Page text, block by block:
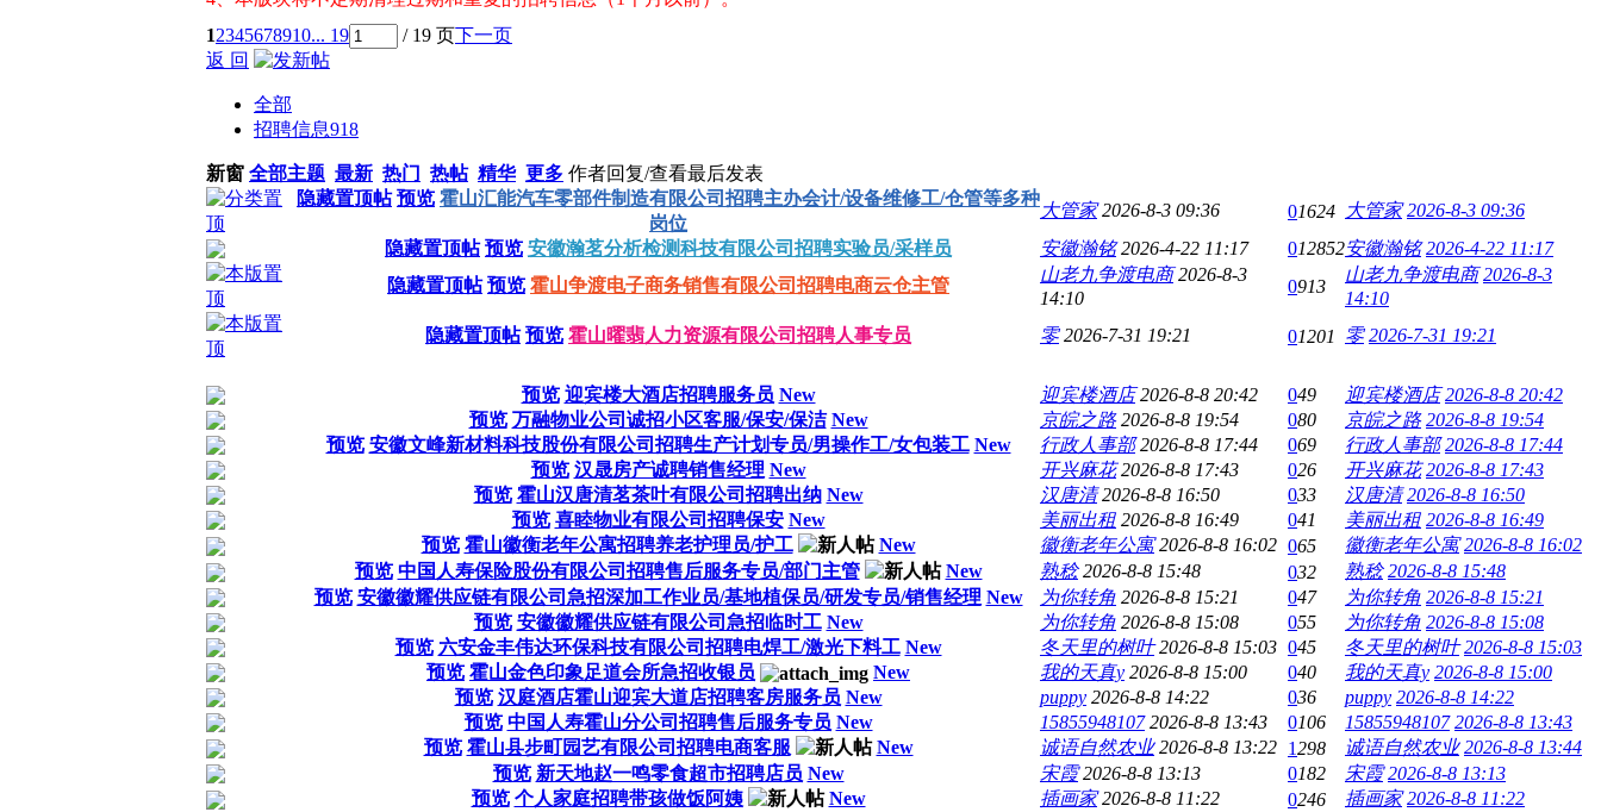
12345678910... 19 / 19 页下一页
返 回
全部
招聘信息918
新窗 全部主题 最新 热门 热帖 精华 更多 作者回复/查看最后发表
隐藏置顶帖 预览 霍山汇能汽车零部件制造有限公司招聘主办会计/设备维修工/仓管等多种
岗位
大管家 2026-8-3 09:36 01624 大管家 2026-8-3 09:36
隐藏置顶帖 预览 安徽瀚茗分析检测科技有限公司招聘实验员/采样员 安徽瀚铭 2026-4-22 11:17 012852安徽瀚铭 2026-4-22 11:17
隐藏置顶帖 预览 霍山争渡电子商务销售有限公司招聘电商云仓主管
山老九争渡电商 2026-8-3
14:10
0913
山老九争渡电商 2026-8-3
14:10
隐藏置顶帖 预览 霍山曜翡人力资源有限公司招聘人事专员 零 2026-7-31 19:21 01201 零 2026-7-31 19:21
预览 迎宾楼大酒店招聘服务员 New 迎宾楼酒店 2026-8-8 20:42 049 迎宾楼酒店 2026-8-8 20:42
预览 万融物业公司诚招小区客服/保安/保洁 New 京皖之路 2026-8-8 19:54 080 京皖之路 2026-8-8 19:54
预览 安徽文峰新材料科技股份有限公司招聘生产计划专员/男操作工/女包装工 New 行政人事部 2026-8-8 17:44 069 行政人事部 2026-8-8 17:44
预览 汉晟房产诚聘销售经理 New 开兴麻花 2026-8-8 17:43 026 开兴麻花 2026-8-8 17:43
预览 霍山汉唐清茗茶叶有限公司招聘出纳 New 汉唐清 2026-8-8 16:50 033 汉唐清 2026-8-8 16:50
预览 喜睦物业有限公司招聘保安 New 美丽出租 2026-8-8 16:49 041 美丽出租 2026-8-8 16:49
预览 霍山徽衡老年公寓招聘养老护理员/护工 New 徽衡老年公寓 2026-8-8 16:02 065 徽衡老年公寓 2026-8-8 16:02
预览 中国人寿保险股份有限公司招聘售后服务专员/部门主管 New 熟稔 2026-8-8 15:48 032 熟稔 2026-8-8 15:48
预览 安徽徽耀供应链有限公司急招深加工作业员/基地植保员/研发专员/销售经理 New 为你转角 2026-8-8 15:21 047 为你转角 2026-8-8 15:21
预览 安徽徽耀供应链有限公司急招临时工 New 为你转角 2026-8-8 15:08 055 为你转角 2026-8-8 15:08
预览 六安金丰伟达环保科技有限公司招聘电焊工/激光下料工 New 冬天里的树叶 2026-8-8 15:03 045 冬天里的树叶 2026-8-8 15:03
预览 霍山金色印象足道会所急招收银员 New 我的天真y 2026-8-8 15:00 040 我的天真y 2026-8-8 15:00
预览 汉庭酒店霍山迎宾大道店招聘客房服务员 New puppy 2026-8-8 14:22 036 puppy 2026-8-8 14:22
预览 中国人寿霍山分公司招聘售后服务专员 New 15855948107 2026-8-8 13:43 0106 15855948107 2026-8-8 13:43
预览 霍山县步町园艺有限公司招聘电商客服 New 诚语自然农业 2026-8-8 13:22 1298 诚语自然农业 2026-8-8 13:44
预览 新天地赵一鸣零食超市招聘店员 New 宋霞 2026-8-8 13:13 0182 宋霞 2026-8-8 13:13
预览 个人家庭招聘带孩做饭阿姨 New 插画家 2026-8-8 11:22 0246 插画家 2026-8-8 11:22